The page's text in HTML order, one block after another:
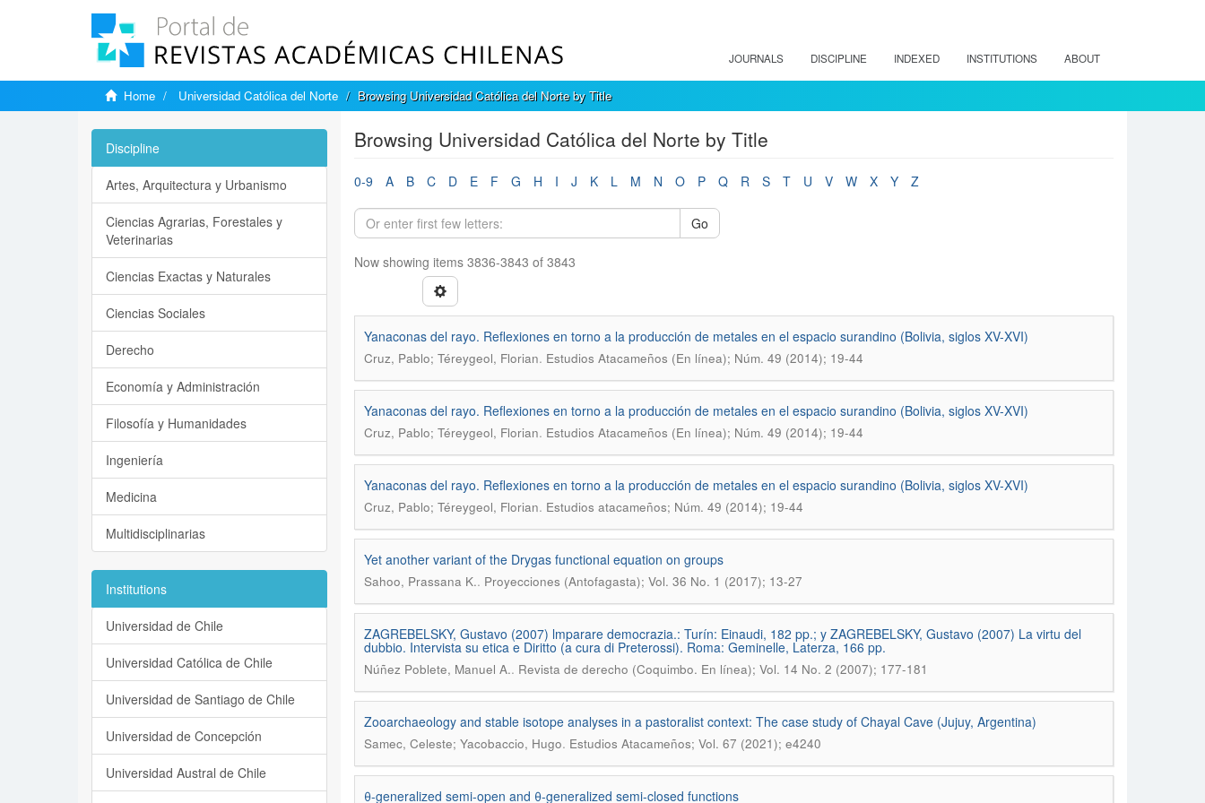
JOURNALS DISCIPLINE INDEXED INSTITUTIONS ABOUT
Home Universidad Católica del Norte Browsing Universidad Católica del Norte by Title
Browsing Universidad Católica del Norte by Title
0-9 A B C D E F G H I J K L M N O P Q R S T U V W X Y Z
Go
Now showing items 3836-3843 of 3843
Yanaconas del rayo. Reflexiones en torno a la producción de metales en el espacio surandino (Bolivia, siglos XV-XVI)
Cruz, Pablo; Téreygeol, Florian. Estudios Atacameños (En línea); Núm. 49 (2014); 19-44
Yanaconas del rayo. Reflexiones en torno a la producción de metales en el espacio surandino (Bolivia, siglos XV-XVI)
Cruz, Pablo; Téreygeol, Florian. Estudios Atacameños (En línea); Núm. 49 (2014); 19-44
Yanaconas del rayo. Reflexiones en torno a la producción de metales en el espacio surandino (Bolivia, siglos XV-XVI)
Cruz, Pablo; Téreygeol, Florian. Estudios atacameños; Núm. 49 (2014); 19-44
Yet another variant of the Drygas functional equation on groups
Sahoo, Prassana K.. Proyecciones (Antofagasta); Vol. 36 No. 1 (2017); 13-27
ZAGREBELSKY, Gustavo (2007) lmparare democrazia.: Turín: Einaudi, 182 pp.; y ZAGREBELSKY, Gustavo (2007) La virtu del
dubbio. Intervista su etica e Diritto (a cura di Preterossi). Roma: Geminelle, Laterza, 166 pp.
Núñez Poblete, Manuel A.. Revista de derecho (Coquimbo. En línea); Vol. 14 No. 2 (2007); 177-181
Zooarchaeology and stable isotope analyses in a pastoralist context: The case study of Chayal Cave (Jujuy, Argentina)
Samec, Celeste; Yacobaccio, Hugo. Estudios Atacameños; Vol. 67 (2021); e4240
θ-generalized semi-open and θ-generalized semi-closed functions
Discipline
Artes, Arquitectura y Urbanismo
Ciencias Agrarias, Forestales y
Veterinarias
Ciencias Exactas y Naturales
Ciencias Sociales
Derecho
Economía y Administración
Filosofía y Humanidades
Ingeniería
Medicina
Multidisciplinarias
Institutions
Universidad de Chile
Universidad Católica de Chile
Universidad de Santiago de Chile
Universidad de Concepción
Universidad Austral de Chile